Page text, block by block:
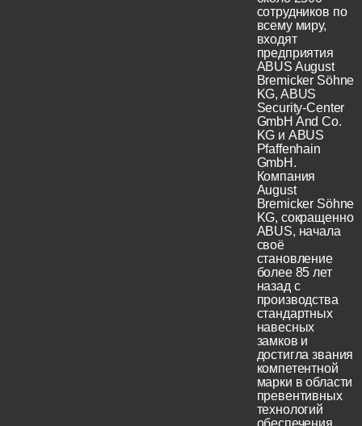
сотрудников по
всему миру,
входят
предприятия
ABUS August
Bremicker Söhne
KG, ABUS
Security-Center
GmbH And Co.
KG и ABUS
Pfaffenhain
GmbH.
Компания
August
Bremicker Söhne
KG, сокращенно
ABUS, начала
своё
становление
более 85 лет
назад с
производства
стандартных
навесных
замков и
достигла звания
компетентной
марки в области
превентивных
технологий
обеспечения